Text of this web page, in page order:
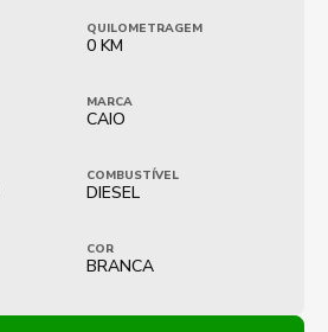
QUILOMETRAGEM
0 KM
MARCA
CAIO
COMBUSTÍVEL
DIESEL
COR
BRANCA